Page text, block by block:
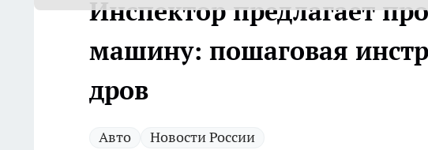
Инспектор предлагает
машину: пошаговая
дров
Авто Новости России